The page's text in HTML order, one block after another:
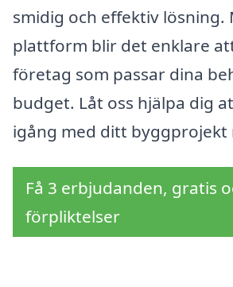
smidig och effektiv lösning.
plattform blir det enklare
företag som passar dina
budget. Låt oss hjälpa dig
igång med ditt byggprojekt
Få 3 erbjudanden, gratis
förpliktelser